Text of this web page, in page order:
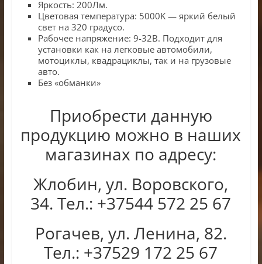
Яркость: 200Лм.
Цветовая температура: 5000K — яркий белый
свет на 320 градусо.
Рабочее напряжение: 9-32В. Подходит для
установки как на легковые автомобили,
мотоциклы, квадрациклы, так и на грузовые
авто.
Без «обманки»
Приобрести данную
продукцию можно в наших
магазинах по адресу:
Жлобин, ул. Воровского,
34. Тел.: +37544 572 25 67
Рогачев, ул. Ленина, 82.
Тел.: +37529 172 25 67